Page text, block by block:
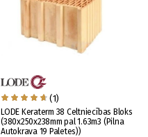
(1)
LODE Keraterm 38 Celtniecības Bloks
(380x250x238mm pal 1.63m3 (Pilna
Autokrava 19 Paletes))